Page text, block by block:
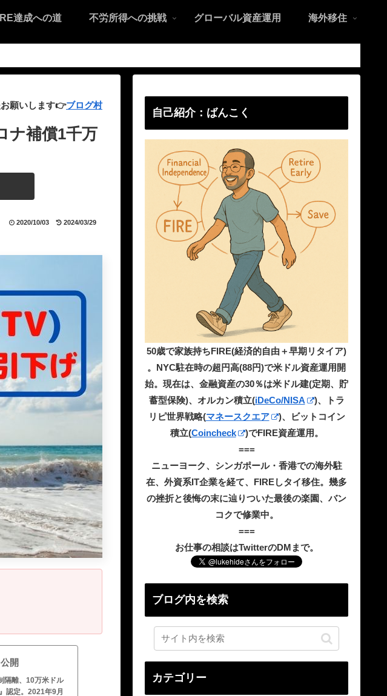
達成への道 不労所得への挑戦 グローバル資産運用 海外移住
願いします👉ブログ村
ナ補償1千万
2020/10/03 2024/03/29
開
隔離、10万米ドル
認定。2021年9月
自己紹介：ばんこく
50歳で家族持ちFIRE(経済的自由＋早期リタイア)
。NYC駐在時の超円高(88円)で米ドル資産運用開
始。現在は、金融資産の30％は米ドル建(定期、貯
蓄型保険)、オルカン積立(iDeCo/NISA
)、トラ
リピ世界戦略(マネースクエア
)、ビットコイン
積立(Coincheck
)でFIRE資産運用。
===
ニューヨーク、シンガポール・香港での海外駐
在、外資系IT企業を経て、FIREしタイ移住。幾多
の挫折と後悔の末に辿りついた最後の楽園、バン
コクで修業中。
===
お仕事の相談はTwitterのDMまで。
ブログ内を検索
カテゴリー